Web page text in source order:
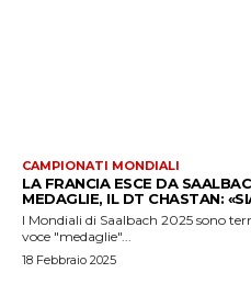
CAMPIONATI MONDIALI
LA FRANCIA ESCE DA
MEDAGLIE, IL DT CHASTAN:
I Mondiali di Saalbach 2025 sono
voce "medaglie"...
18 Febbraio 2025